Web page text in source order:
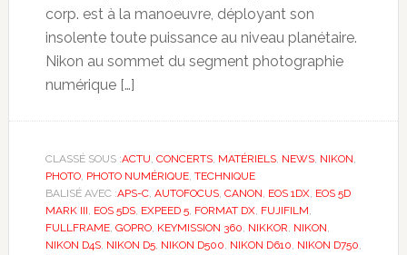
corp. est à la manoeuvre, déployant son
insolente toute puissance au niveau planétaire.
Nikon au sommet du segment photographie
numérique […]
CLASSÉ SOUS :ACTU CONCERTS, MATÉRIELS, NEWS, NIKON
PHOTO, PHOTO NUMÉRIQUE, TECHNIQUE
BALISÉ AVEC :APS-C, AUTOFOCUS, CANON EOS 1DX, EOS 5D
MARK III EOS 5DS, EXPEED 5, FORMAT DX, FUJIFILM
FULLFRAME, GOPRO, KEYMISSION 360 NIKKOR NIKON
NIKON D4S, NIKON D5, NIKON D500 NIKON D610 NIKON D750